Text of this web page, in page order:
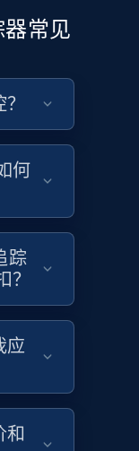
and
立即开始
from
and
立即开始
常见
何
踪
？
应
和